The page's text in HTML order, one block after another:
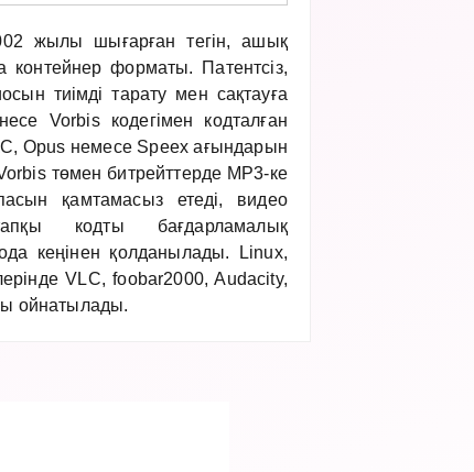
жылы шығарған тегін, ашық
контейнер форматы. Патентсіз,
тиімді тарату мен сақтауға
Vorbis кодегімен кодталған
Opus немесе Speex ағындарын
төмен битрейттерде MP3-ке
қамтамасыз етеді, видео
кодты бағдарламалық
кеңінен қолданылады. Linux,
VLC, foobar2000, Audacity,
ойнатылады.